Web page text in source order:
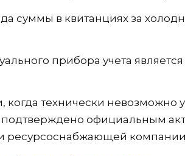
суммы в квитанциях за
прибора учета
когда технически невозможно
подтверждено официальным
ресурсоснабжающей